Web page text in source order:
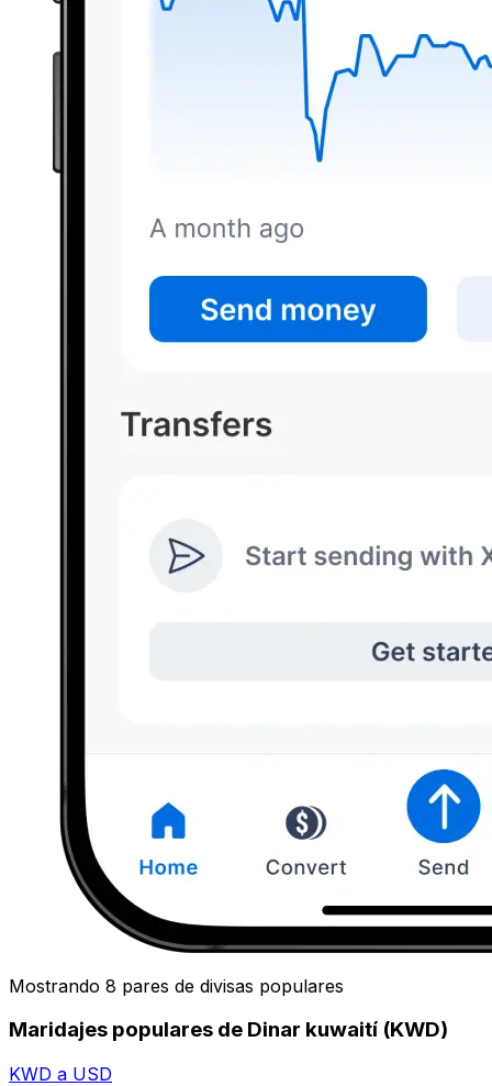
Mostrando 8 pares de divisas populares
Maridajes populares de Dinar kuwaití (KWD)
KWD a USD